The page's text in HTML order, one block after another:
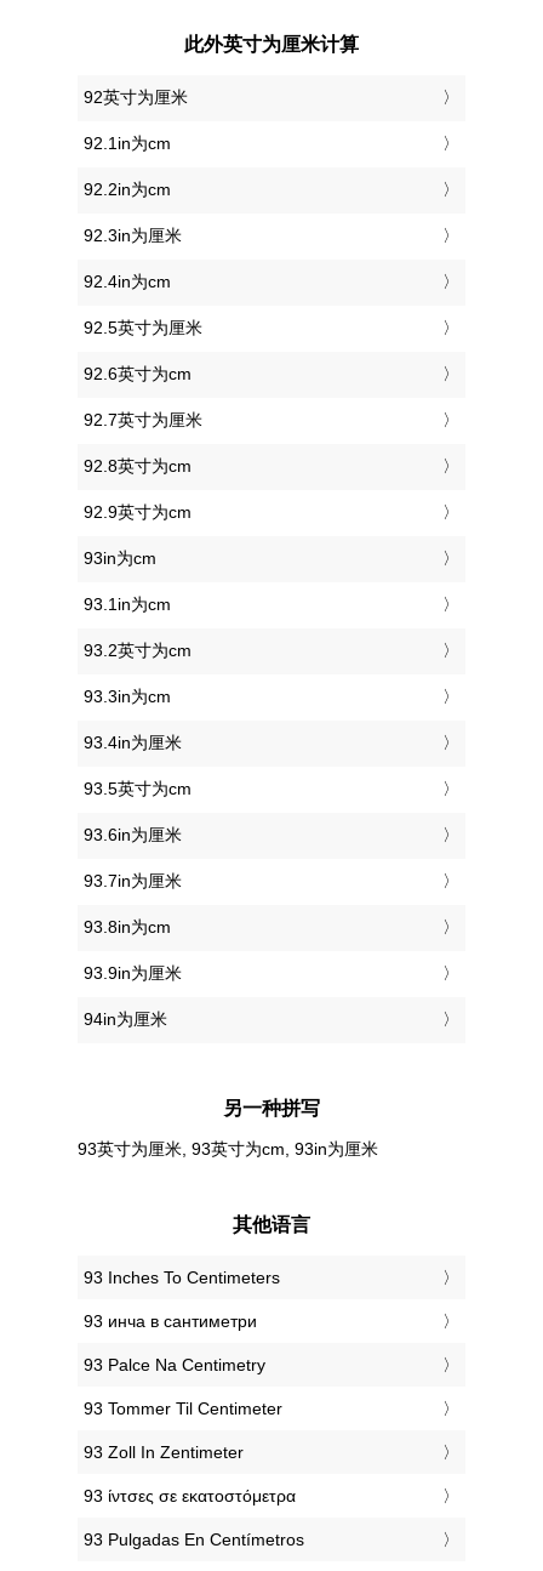
此外英寸为厘米计算
92英寸为厘米
92.1in为cm
92.2in为cm
92.3in为厘米
92.4in为cm
92.5英寸为厘米
92.6英寸为cm
92.7英寸为厘米
92.8英寸为cm
92.9英寸为cm
93in为cm
93.1in为cm
93.2英寸为cm
93.3in为cm
93.4in为厘米
93.5英寸为cm
93.6in为厘米
93.7in为厘米
93.8in为cm
93.9in为厘米
94in为厘米
另一种拼写
93英寸为厘米, 93英寸为cm, 93in为厘米
其他语言
‎93 Inches To Centimeters
‎93 инча в сантиметри
‎93 Palce Na Centimetry
‎93 Tommer Til Centimeter
‎93 Zoll In Zentimeter
‎93 ίντσες σε εκατοστόμετρα
‎93 Pulgadas En Centímetros